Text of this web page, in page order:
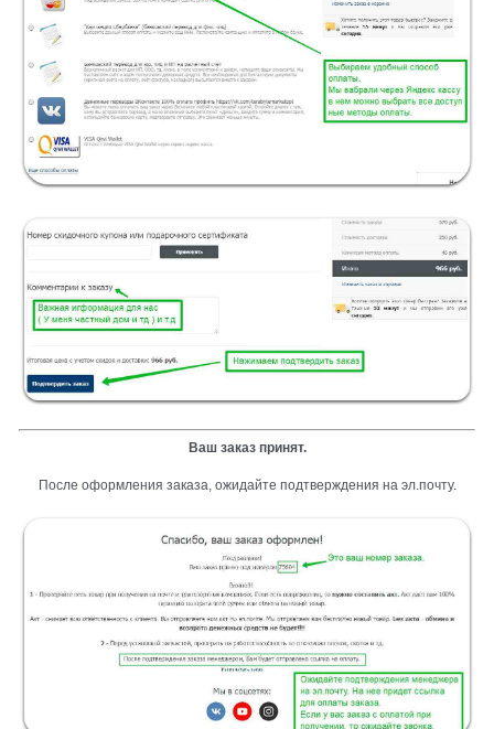
Ваш заказ принят.
После оформления заказа, ожидайте подтверждения на эл.почту.